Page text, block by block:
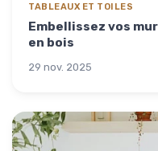
TABLEAUX ET TOILES
Embellissez vos
en bois
29 nov. 2025